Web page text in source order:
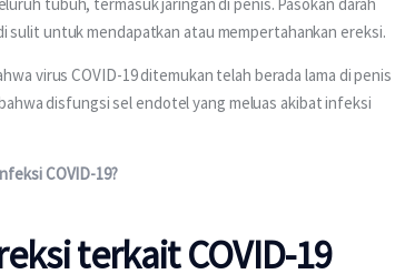
sulit untuk mendapatkan atau mempertahankan ereksi.
virus COVID-19 ditemukan telah berada lama di penis
disfungsi sel endotel yang meluas akibat infeksi
COVID-19?
terkait COVID-19